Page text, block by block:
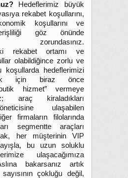
Hedeflerimiz büyük
rekabet koşullarını,
koşullarını ve
göz önünde
zorundasınız.
rekabet ortamı ve
olabildiğince zorlu ve
hedeflerimizi
için biraz önce
hizmet” vermeye
araç kiraladıkları
ulaşabilen
firmaların filolarında
segmentte araçları
her müşterinin VIP
bu uzun soluklu
ulaşacağımıza
bakarsanız artık
çokluğu değil,